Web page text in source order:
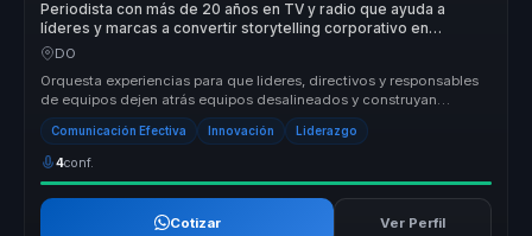
Periodista con más de 20 años en TV y radio que ayuda a
líderes y marcas a convertir storytelling corporativo en
autoridad, recordación y confianza.
DO
Orquesta experiencias para que lideres, directivos y responsables
de equipos dejen atrás equipos desalineados y construyan
liderazgo estr...
Comunicación Efectiva Innovación Liderazgo
4conf.
Cotizar Ver Perfil